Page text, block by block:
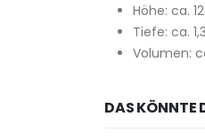
Höhe: ca.
Tiefe: ca.
Volumen:
DAS KÖNNTE